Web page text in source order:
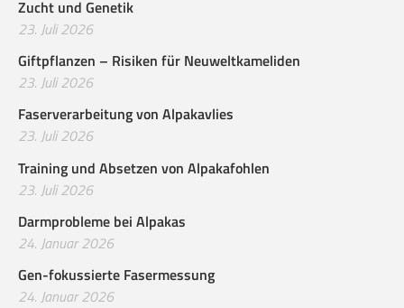
Zucht und Genetik
23. Juli 2026
Giftpflanzen – Risiken für Neuweltkameliden
23. Juli 2026
Faserverarbeitung von Alpakavlies
23. Juli 2026
Training und Absetzen von Alpakafohlen
23. Juli 2026
Darmprobleme bei Alpakas
24. Januar 2026
Gen-fokussierte Fasermessung
24. Januar 2026